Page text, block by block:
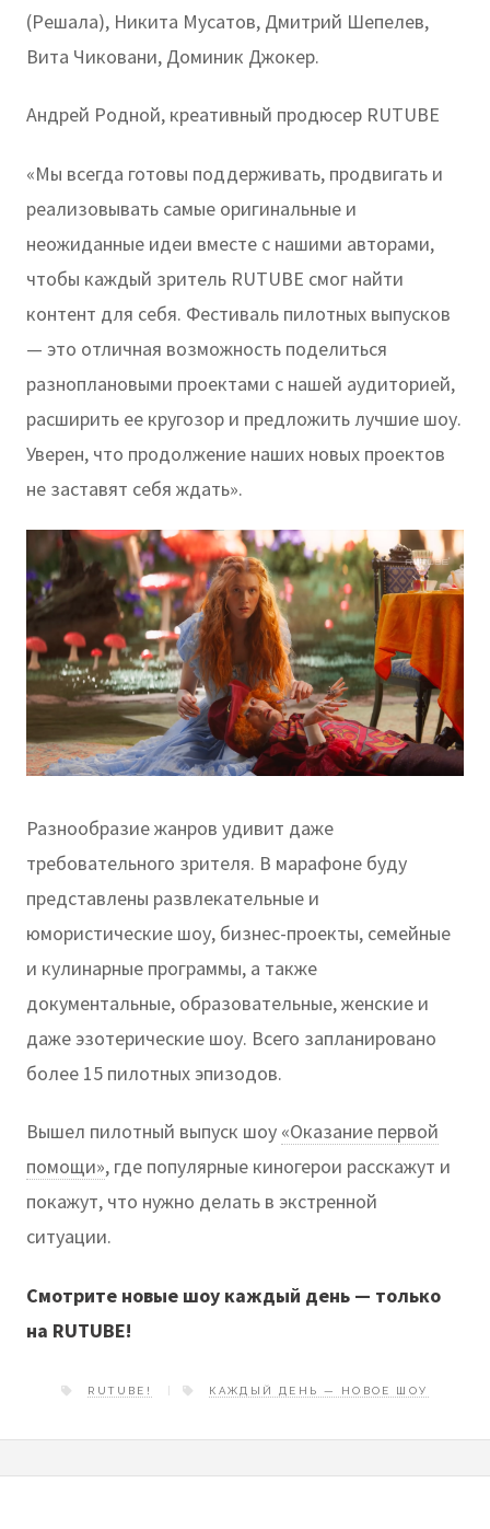
(Решала), Никита Мусатов, Дмитрий Шепелев,
Вита Чиковани, Доминик Джокер.
Андрей Родной, креативный продюсер RUTUBE
«Мы всегда готовы поддерживать, продвигать и
реализовывать самые оригинальные и
неожиданные идеи вместе с нашими авторами,
чтобы каждый зритель RUTUBE смог найти
контент для себя. Фестиваль пилотных выпусков
— это отличная возможность поделиться
разноплановыми проектами с нашей аудиторией,
расширить ее кругозор и предложить лучшие шоу.
Уверен, что продолжение наших новых проектов
не заставят себя ждать».
Разнообразие жанров удивит даже
требовательного зрителя. В марафоне буду
представлены развлекательные и
юмористические шоу, бизнес-проекты, семейные
и кулинарные программы, а также
документальные, образовательные, женские и
даже эзотерические шоу. Всего запланировано
более 15 пилотных эпизодов.
Вышел пилотный выпуск шоу «Оказание первой
помощи», где популярные киногерои расскажут и
покажут, что нужно делать в экстренной
ситуации.
Смотрите новые шоу каждый день — только
на RUTUBE!
RUTUBE! КАЖДЫЙ ДЕНЬ — НОВОЕ ШОУ